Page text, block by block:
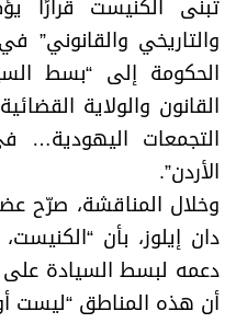
والتاريخي والقانوني”
الحكومة إلى “بسط
القانون والولاية
التجمعات اليهودية…
الأردن”.
وخلال المناقشة، صرّح
دان إيلوز، بأن
دعمه لبسط السيادة على
أن هذه المناطق “ليست